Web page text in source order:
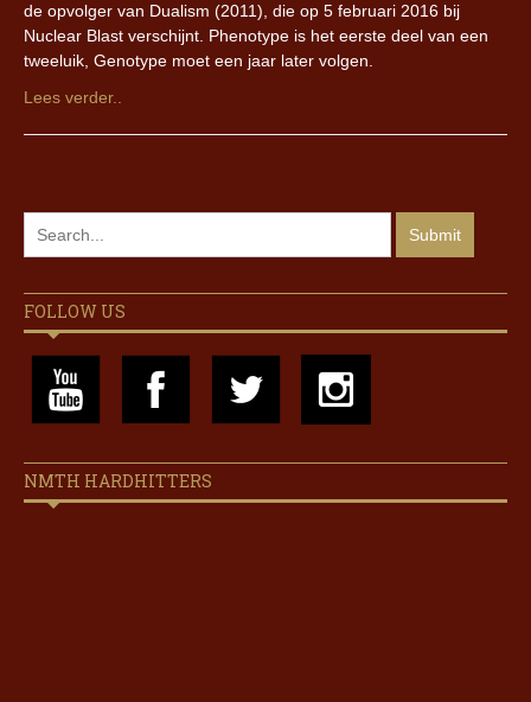
de opvolger van Dualism (2011), die op 5 februari 2016 bij
Nuclear Blast verschijnt. Phenotype is het eerste deel van een
tweeluik, Genotype moet een jaar later volgen.
Lees verder..
FOLLOW US
NMTH HARDHITTERS